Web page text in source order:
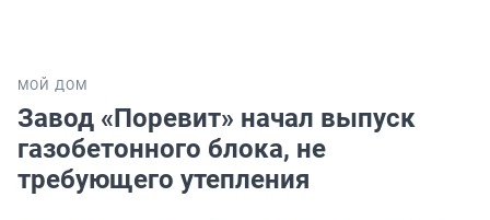
МОЙ ДОМ
Завод «Поревит» начал выпуск
газобетонного блока, не
требующего утепления